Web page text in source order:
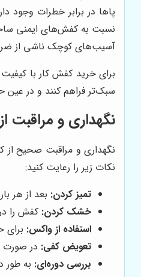
پاها در برابر خطرات وجود
نسبت به کفش‌های ایمنی
آسیب‌های کوچک ناشی از
برای خرید کفش کار با
سبک‌تر فراهم کنند و در عین
نگهداری و
نگهداری و مراقبت صحیح از
نکات زیر را رعایت کنید:
تمیز کردن: بعد از هر
خشک کردن: کفش را
استفاده از واکس:
تعویض کفی: در صورت
بررسی دوره‌ای: به طور